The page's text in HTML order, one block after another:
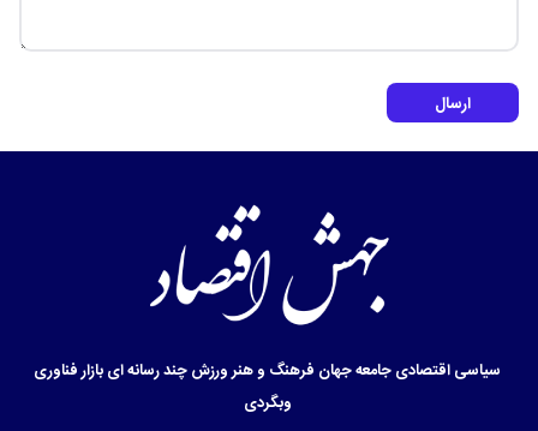
ارسال
سیاسیاقتصادیجامعهجهان فرهنگ و هنرورزشچند رسانه ایبازارفناوری
وبگردی